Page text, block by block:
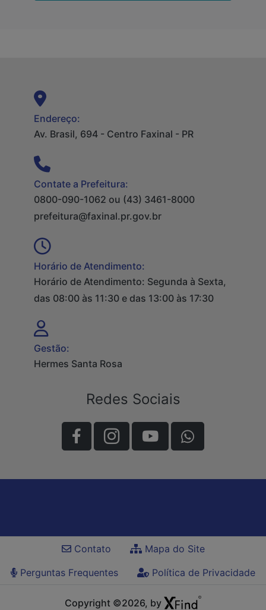
Endereço:
Av. Brasil, 694 - Centro Faxinal - PR
Contate a Prefeitura:
0800-090-1062 ou (43) 3461-8000
prefeitura@faxinal.pr.gov.br
Horário de Atendimento:
Horário de Atendimento: Segunda à Sexta,
das 08:00 às 11:30 e das 13:00 às 17:30
Gestão:
Hermes Santa Rosa
Redes Sociais
Contato
Mapa do Site
Perguntas Frequentes
Política de Privacidade
Copyright ©2026, by